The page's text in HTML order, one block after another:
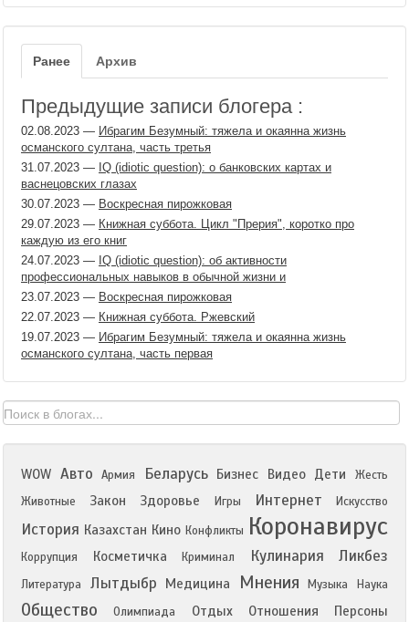
Ранее Архив
Предыдущие записи блогера :
02.08.2023 — Ибрагим Безумный: тяжела и окаянна жизнь
османского султана, часть третья
31.07.2023 — IQ (idiotic question): о банковских картах и
васнецовских глазах
30.07.2023 — Воскресная пирожковая
29.07.2023 — Книжная суббота. Цикл "Прерия", коротко про
каждую из его книг
24.07.2023 — IQ (idiotic question): об активности
профессиональных навыков в обычной жизни и
23.07.2023 — Воскресная пирожковая
22.07.2023 — Книжная суббота. Ржевский
19.07.2023 — Ибрагим Безумный: тяжела и окаянна жизнь
османского султана, часть первая
WOW Авто Армия Беларусь Бизнес Видео Дети
Жесть
Животные
Закон Здоровье Игры Интернет Искусство
История Казахстан Кино Конфликты Коронавирус
Коррупция Косметичка Криминал Кулинария Ликбез
Литература Лытдыбр Медицина Мнения Музыка Наука
Общество Олимпиада Отдых Отношения Персоны